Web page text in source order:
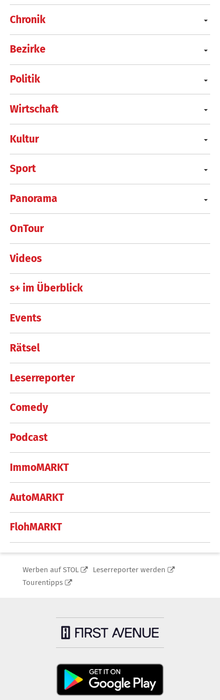
Chronik
Bezirke
Politik
Wirtschaft
Kultur
Sport
Panorama
OnTour
Videos
s+ im Überblick
Events
Rätsel
Leserreporter
Comedy
Podcast
ImmoMARKT
AutoMARKT
FlohMARKT
Werben auf STOL
Leserreporter werden
Tourentipps